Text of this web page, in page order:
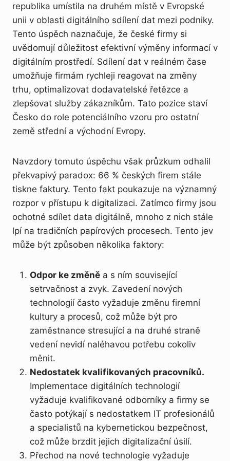
republika umístila na druhém místě v Evropské
unii v oblasti digitálního sdílení dat mezi podniky.
Tento úspěch naznačuje, že české firmy si
uvědomují důležitost efektivní výměny informací v
digitálním prostředí. Sdílení dat v reálném čase
umožňuje firmám rychleji reagovat na změny
trhu, optimalizovat dodavatelské řetězce a
zlepšovat služby zákazníkům. Tato pozice staví
Česko do role potenciálního vzoru pro ostatní
země střední a východní Evropy.
Navzdory tomuto úspěchu však průzkum odhalil
překvapivý paradox: 66 % českých firem stále
tiskne faktury. Tento fakt poukazuje na významný
rozpor v přístupu k digitalizaci. Zatímco firmy jsou
ochotné sdílet data digitálně, mnoho z nich stále
lpí na tradičních papírových procesech. Tento jev
může být způsoben několika faktory:
Odpor ke změně a s ním související
setrvačnost a zvyk. Zavedení nových
technologií často vyžaduje změnu firemní
kultury a procesů, což může být pro
zaměstnance stresující a na druhé straně
vedení nevidí naléhavou potřebu cokoliv
měnit.
Nedostatek kvalifikovaných pracovníků.
Implementace digitálních technologií
vyžaduje kvalifikované odborníky a firmy se
často potýkají s nedostatkem IT profesionálů
a specialistů na kybernetickou bezpečnost,
což může brzdit jejich digitalizační úsilí.
Přechod na nové technologie vyžaduje